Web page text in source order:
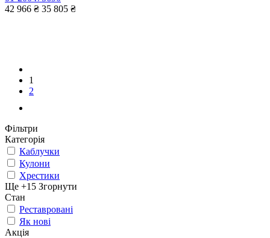
42 966 ₴ 35 805 ₴
1
2
Фільтри
Категорія
Каблучки
Кулони
Хрестики
Ще +15 Згорнути
Стан
Реставровані
Як нові
Акція